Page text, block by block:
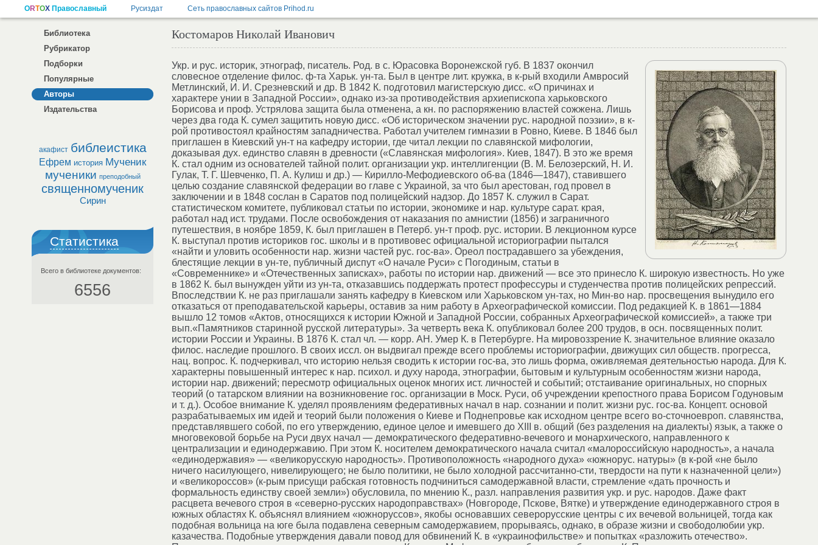
Библиотека
Рубрикатор
Подборки
Популярные
Авторы
Издательства
акафист библеистика
Ефрем история Мученик
мученики преподобный
священномученик
Сирин
Статистика
Всего в библиотеке документов:
6556
Костомаров Николай Иванович
Укр. и рус. историк, этнограф, писатель. Род. в с. Юрасовка Воронежской губ. В 1837 окончил
словесное отделение филос. ф-та Харьк. ун-та. Был в центре лит. кружка, в к-рый входили Амвросий
Метлинский, И. И. Срезневский и др. В 1842 К. подготовил магистерскую дисс. «О причинах и
характере унии в Западной России», однако из-за противодействия архиепископа харьковского
Борисова и проф. Устрялова защита была отменена, а кн. по распоряжению властей сожжена. Лишь
через два года К. сумел защитить новую дисс. «Об историческом значении рус. народной поэзии», в к-
рой противостоял крайностям западничества. Работал учителем гимназии в Ровно, Киеве. В 1846 был
приглашен в Киевский ун-т на кафедру истории, где читал лекции по славянской мифологии,
доказывая дух. единство славян в древности («Славянская мифология». Киев, 1847). В это же время
К. стал одним из основателей тайной полит. организации укр. интеллигенции (В. М. Белозерский, Н. И.
Гулак, Т. Г. Шевченко, П. А. Кулиш и др.) — Кирилло-Мефодиевского об-ва (1846—1847), ставившего
целью создание славянской федерации во главе с Украиной, за что был арестован, год провел в
заключении и в 1848 сослан в Саратов под полицейский надзор. До 1857 К. служил в Сарат.
статистическом комитете, публиковал статьи по истории, экономике и нар. культуре сарат. края,
работал над ист. трудами. После освобождения от наказания по амнистии (1856) и заграничного
путешествия, в ноябре 1859, К. был приглашен в Петерб. ун-т проф. рус. истории. В лекционном курсе
К. выступал против историков гос. школы и в противовес официальной историографии пытался
«найти и уловить особенности нар. жизни частей рус. гос-ва». Ореол пострадавшего за убеждения,
блестящие лекции в ун-те, публичный диспут «О начале Руси» с Погодиным, статьи в
«Современнике» и «Отечественных записках», работы по истории нар. движений — все это принесло К. широкую известность. Но уже
в 1862 К. был вынужден уйти из ун-та, отказавшись поддержать протест профессуры и студенчества против полицейских репрессий.
Впоследствии К. не раз приглашали занять кафедру в Киевском или Харьковском ун-тах, но Мин-во нар. просвещения вынудило его
отказаться от преподавательской карьеры, оставив за ним работу в Археографической комиссии. Под редакцией К. в 1861—1884
вышло 12 томов «Актов, относящихся к истории Южной и Западной России, собранных Археографической комиссией», а также три
вып.«Памятников старинной русской литературы». За четверть века К. опубликовал более 200 трудов, в осн. посвященных полит.
истории России и Украины. В 1876 К. стал чл. — корр. АН. Умер К. в Петербурге. На мировоззрение К. значительное влияние оказало
филос. наследие прошлого. В своих иссл. он выдвигал прежде всего проблемы историографии, движущих сил обществ. прогресса,
нац. вопрос. К. подчеркивал, что историю нельзя сводить к истории гос-ва, это лишь форма, оживляемая деятельностью народа. Для К.
характерны повышенный интерес к нар. психол. и духу народа, этнографии, бытовым и культурным особенностям жизни народа,
истории нар. движений; пересмотр официальных оценок многих ист. личностей и событий; отстаивание оригинальных, но спорных
теорий (о татарском влиянии на возникновение гос. организации в Моск. Руси, об учреждении крепостного права Борисом Годуновым
и т. д.). Особое внимание К. уделял проявлениям федеративных начал в нар. сознании и полит. жизни рус. гос-ва. Концепт. основой
разрабатываемых им идей и теорий были положения о Киеве и Поднепровье как исходном центре всего во-сточноевроп. славянства,
представлявшего собой, по его утверждению, единое целое и имевшего до XIII в. общий (без разделения на диалекты) язык, а также о
многовековой борьбе на Руси двух начал — демократического федеративно-вечевого и монархического, направленного к
централизации и единодержавию. При этом К. носителем демократического начала считал «малороссийскую народность», а начала
«единодержавия» — «великорусскую народность». Противоположность «народного духа» «южнорус. натуры» (в к-рой «не было
ничего насилующего, нивелирующего; не было политики, не было холодной рассчитанно-сти, твердости на пути к назначенной цели»)
и «великороссов» (к-рым присущи рабская готовность подчиниться самодержавной власти, стремление «дать прочность и
формальность единству своей земли») обусловила, по мнению К., разл. направления развития укр. и рус. народов. Даже факт
расцвета вечевого строя в «северно-русских народоправствах» (Новгороде, Пскове, Вятке) и утверждение единодержавного строя в
южных областях К. объяснял влиянием «южноруссов», якобы основавших северорусские центры с их вечевой вольницей, тогда как
подобная вольница на юге была подавлена северным самодержавием, прорываясь, однако, в образе жизни и свободолюбии укр.
казачества. Подобные утверждения давали повод для обвинений К. в «украинофильстве» и попытках «разложить отечество».